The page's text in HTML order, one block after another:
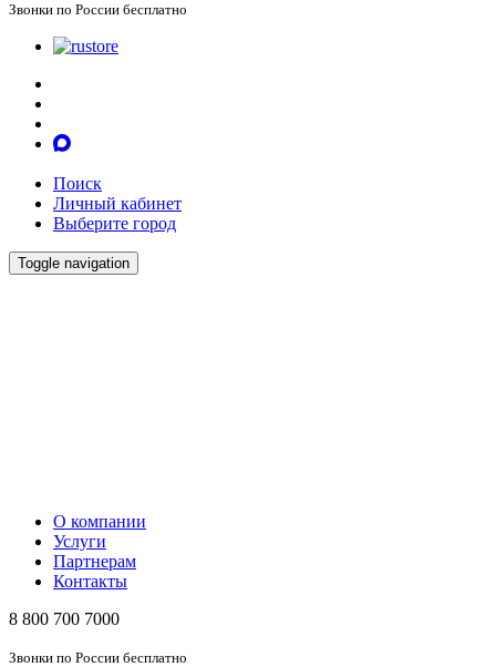
Звонки по России бесплатно
Поиск
Личный кабинет
Выберите город
Toggle navigation
О компании
Услуги
Партнерам
Контакты
8 800 700 7000
Звонки по России бесплатно